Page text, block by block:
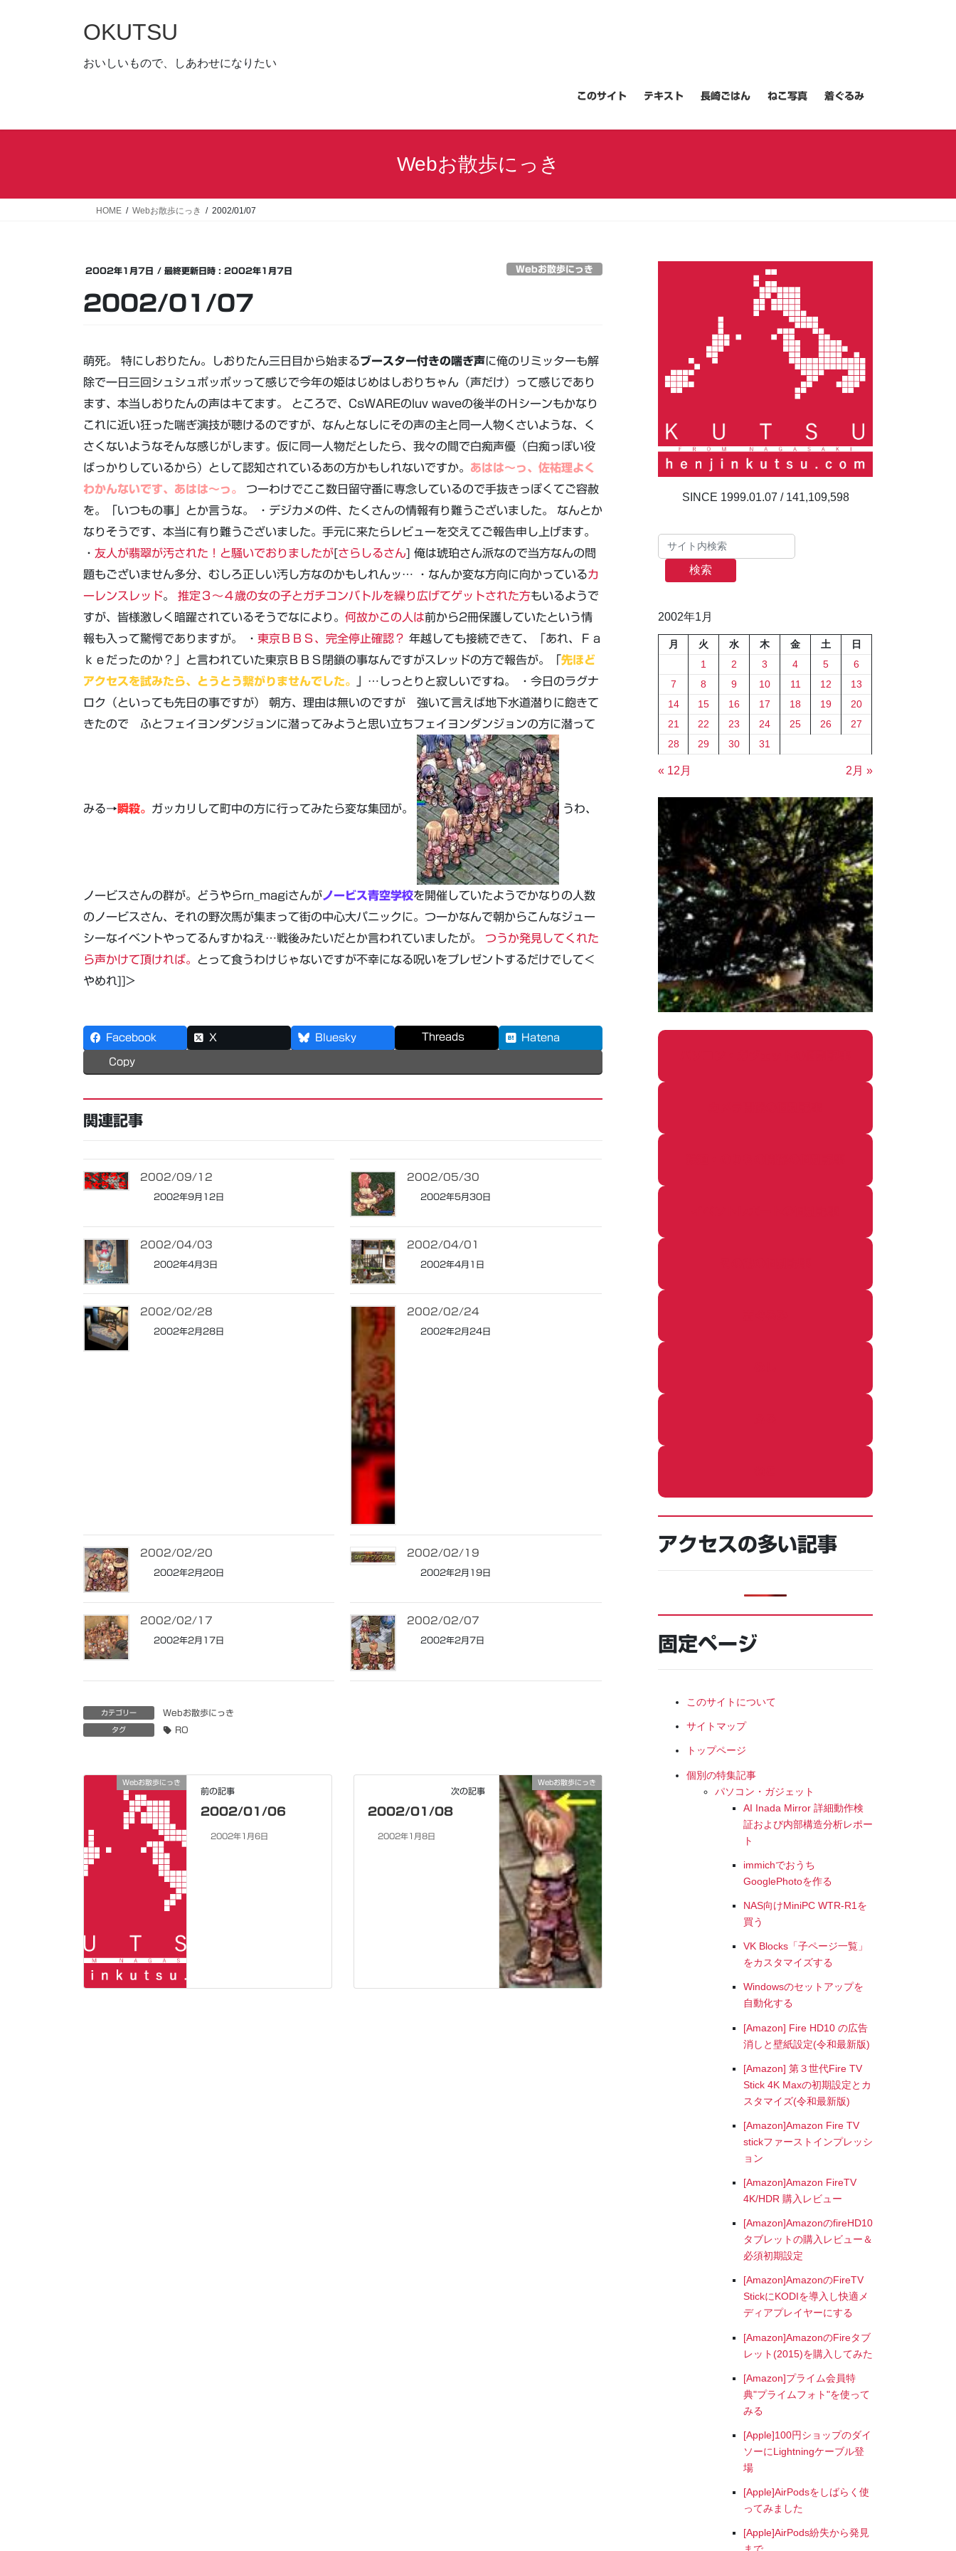
キ
に
OKUTSU
おいしいもので、しあわせになりたい
このサイト テキスト 長崎ごはん ねこ写真 着ぐるみ
Webお散歩にっき
HOME Webお散歩にっき 2002/01/07
2002年1月7日 / 最終更新日時 : 2002年1月7日 Webお散歩にっき
2002/01/07
萌死。 特にしおりたん。しおりたん三日目から始まるブースター付きの喘ぎ声に俺のリミッターも解
除で一日三回シュシュポッポッって感じで今年の姫はじめはしおりちゃん（声だけ）って感じであり
ます、本当しおりたんの声はキてます。 ところで、CsWAREのluv waveの後半のＨシーンもかなり
これに近い狂った喘ぎ演技が聴けるのですが、なんとなしにその声の主と同一人物くさいような、く
さくないようなそんな感じがします。仮に同一人物だとしたら、我々の間で白痴声優（白痴っぽい役
ばっかりしているから）として認知されているあの方かもしれないですか。 あはは～っ、佐祐理よく
わかんないです、あはは～っ。
つーわけでここ数日留守番に専念しているので手抜きっぽくてご容赦
を。「いつもの事」とか言うな。 ・デジカメの件、たくさんの情報有り難うございました。 なんとか
なりそうです、本当に有り難うございました。手元に来たらレビューを交えてご報告申し上げます。
・ 友人が翡翠が汚された！と騒いでおりましたが[さらしるさん] 俺は琥珀さん派なので当方なんの問
題もございません多分、むしろ正しい汚し方なのかもしれんッ… ・なんか変な方向に向かっているカ
ーレンスレッド。 推定３～４歳の女の子とガチコンバトルを繰り広げてゲットされた方もいるようで
すが、皆様激しく暗躍されているそうでなにより。 何故かこの人は前から2冊保護していたという情
報も入って驚愕でありますが。 ・ 東京ＢＢＳ、完全停止確認？ 年越しても接続できて、「あれ、Ｆａ
ｋｅだったのか？」と言われていた東京ＢＢＳ閉鎖の事なんですがスレッドの方で報告が。「 先ほど
アクセスを試みたら、とうとう繋がりませんでした。
」…しっとりと寂しいですね。 ・今日のラグナ
ロク（といっても先日の事ですが） 朝方、理由は無いのですが 強いて言えば地下水道潜りに飽きて
きたので ふとフェイヨンダンジョンに潜ってみようと思い立ちフェイヨンダンジョンの方に潜って
みる→瞬殺。 ガッカリして町中の方に行ってみたら変な集団が。 うわ、
ノービスさんの群が。どうやらrn_magiさんがノービス青空学校を開催していたようでかなりの人数
のノービスさん、それの野次馬が集まって街の中心大パニックに。つーかなんで朝からこんなジュー
シーなイベントやってるんすかねえ…戦後みたいだとか言われていましたが。 つうか発見してくれた
ら声かけて頂ければ。 とって食うわけじゃないですが不幸になる呪いをプレゼントするだけでして＜
やめれ]]>
Facebook X Bluesky Threads Hatena
Copy
関連記事
2002/09/12
2002年9月12日
2002/05/30
2002年5月30日
2002/04/03
2002年4月3日
2002/04/01
2002年4月1日
2002/02/28
2002年2月28日
2002/02/24
2002年2月24日
2002/02/20
2002年2月20日
2002/02/19
2002年2月19日
2002/02/17
2002年2月17日
2002/02/07
2002年2月7日
カテゴリー Webお散歩にっき
タグ RO
Webお散歩にっき
前の記事
2002/01/06
2002年1月6日
Webお散歩にっき
次の記事
2002/01/08
2002年1月8日
141,109,598
検索
2002年1月
月 火 水 木 金 土
日
1
2 3 4 5
6
7
8 9 10 11 12
13
14
15 16 17 18 19
20
21
22 23 24 25 26
27
28
29 30 31
« 12月 2月 »
アクセスの多い記事
固定ページ
このサイトについて
サイトマップ
トップページ
個別の特集記事
パソコン・ガジェット
AI Inada Mirror 詳細動作検
証および内部構造分析レポー
ト
immichでおうち
GooglePhotoを作る
NAS向けMiniPC WTR-R1を
買う
VK Blocks「子ページ一覧」
をカスタマイズする
Windowsのセットアップを
自動化する
[Amazon] Fire HD10 の広告
消しと壁紙設定(令和最新版)
[Amazon] 第３世代Fire TV
Stick 4K Maxの初期設定とカ
スタマイズ(令和最新版)
[Amazon]Amazon Fire TV
stickファーストインプレッシ
ョン
[Amazon]Amazon FireTV
4K/HDR 購入レビュー
[Amazon]AmazonのfireHD10
タブレットの購入レビュー＆
必須初期設定
[Amazon]AmazonのFireTV
StickにKODIを導入し快適メ
ディアプレイヤーにする
[Amazon]AmazonのFireタブ
レット(2015)を購入してみた
[Amazon]プライム会員特
典"プライムフォト"を使って
みる
[Apple]100円ショップのダイ
ソーにLightningケーブル登
場
[Apple]AirPodsをしばらく使
ってみました
[Apple]AirPods紛失から発見